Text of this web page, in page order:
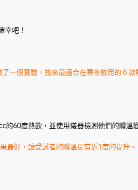
幸吧！
一個實驗，找來最適合在寒冬飲用的６
60度熱飲，並使用儀器檢測他們的體溫
最好，讓受試者的體溫提有近1度的提升。